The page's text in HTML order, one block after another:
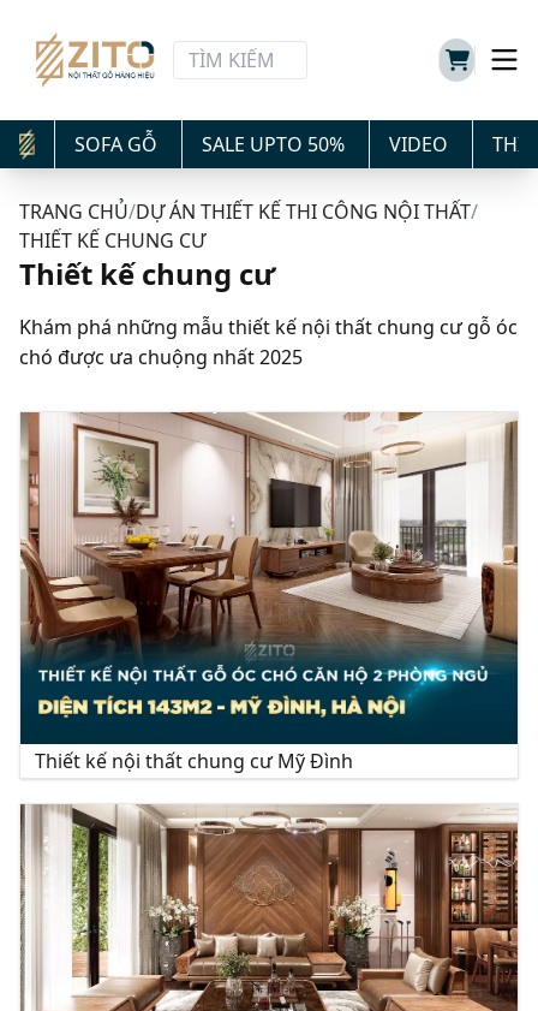
SOFA GỖ SALE UPTO 50% VIDEO
TRANG CHỦ/DỰ ÁN THIẾT KẾ THI CÔNG NỘI THẤT/
THIẾT KẾ CHUNG CƯ
Thiết kế chung cư
Khám phá những mẫu thiết kế nội thất chung cư gỗ óc
chó được ưa chuộng nhất 2025
Thiết kế nội thất chung cư Mỹ Đình